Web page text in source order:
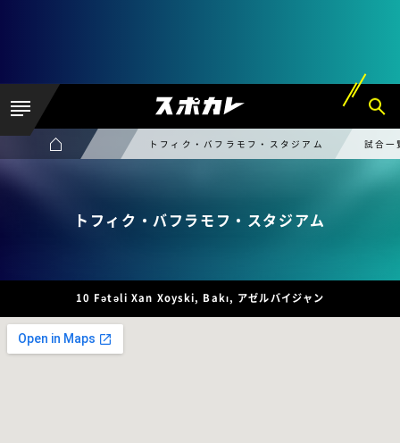
トフィク・バフラモフ・スタジアム 試合一
トフィク・バフラモフ・スタジアム
10 Fətəli Xan Xoyski, Bakı, アゼルバイジャン